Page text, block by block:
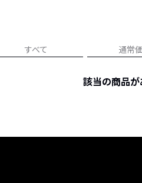
フォーカスブランド
セールおすすめアイテム
すべて 通常
該当の商品